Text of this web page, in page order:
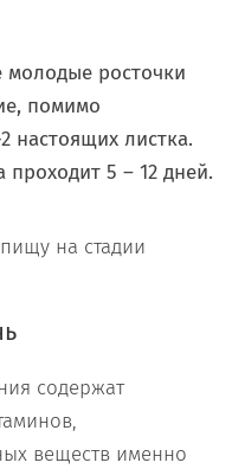
росточки
помимо
настоящих листка.
5 – 12 дней.
на стадии
содержат
веществ именно